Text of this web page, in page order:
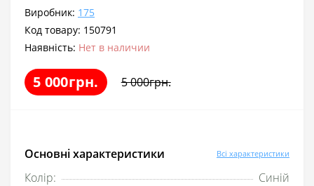
Виробник: 175
Код товару: 150791
Наявність: Нет в наличии
5 000грн. 5 000грн.
Основні характеристики Всі характеристики
Колір:
Синій